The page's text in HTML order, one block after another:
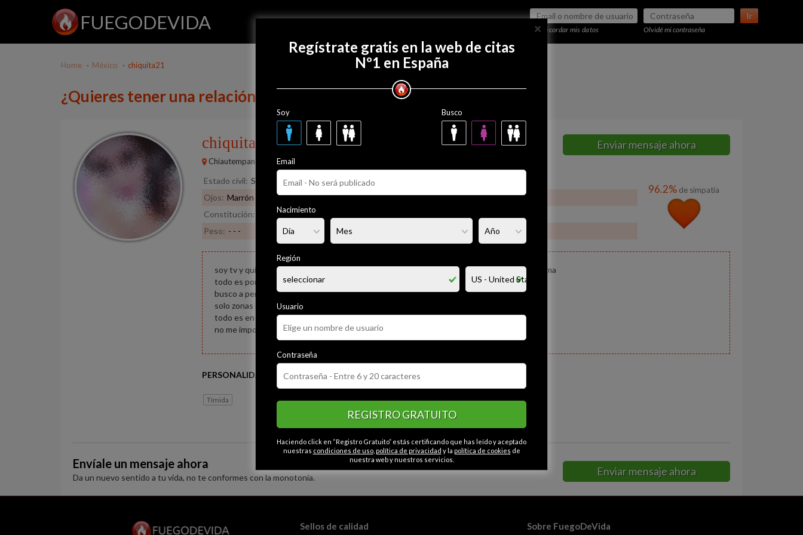
FUEGODEVIDA Ir
Recordar mis datos Olvidé mi contraseña
Regístrate gratis
Home México chiquita21
¿Quieres tener una relación con chiquita21?
chiquita21
30 años
Chiautempan
Enviar mensaje ahora
Estado civil: Soltera
Ojos: Marrón Pelo: Morena
Constitución:
Normal
Peso: - - -
96.2% de simpatía
soy tv y quisiera tener muchos encuentros con personas..todo discreto sin ningun problema
todo es por gusto pero si quieres aportar algo sera bien ...
busco a personas mayores de 40 años
solo zonas de chiautempan y tlaxcala no voy a otros lugares
todo es en buen plan no busco ni quiero problemas con nadie
no me importa fisico ni nada lo unico que importa es pasar un momento agradable.
PERSONALIDAD
Tímida
Envíale un mensaje ahora
Da un nuevo sentido a tu vida, no te conformes con la monotonía. Enviar mensaje ahora
×
Regístrate gratis en la web de citas
Nº1 en España
Soy Busco
Email
Nacimiento
Región
Usuario
Contraseña
REGISTRO GRATUITO
Haciendo click en “Registro Gratuito” estás certificando que has leído y aceptado
nuestras condiciones de uso, política de privacidad y la política de cookies de
nuestra web y nuestros servicios.
Sellos de calidad Sobre FuegoDeVida